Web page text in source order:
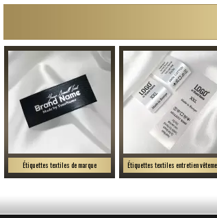
Étiquettes textiles de marque Étiquettes textiles entretien